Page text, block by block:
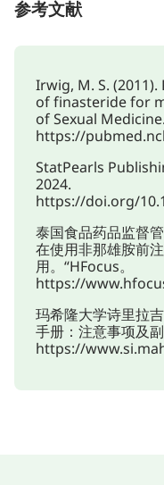
参考文献
Irwig, M. S.
of finasteride for
of Sexual Medicine.
https://
StatPearls
2024.
https://doi.org/
泰国食品药品监督
在使用非那雄胺前
用。“HFocus。
https://
玛希隆大学诗里拉
手册：注意事项及副
https://